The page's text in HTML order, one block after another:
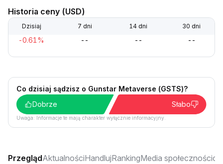
Historia ceny (USD)
Dzisiaj 7 dni 14 dni 30 dni
-0.61% -- -- --
Co dzisiaj sądzisz o Gunstar Metaverse (GSTS)?
Dobrze
Słabo
Uwaga: Informacje te mają charakter wyłącznie informacyjny.
PrzeglądAktualnościHandlujRankingMedia